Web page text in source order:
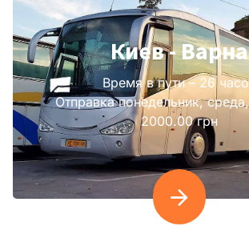
Киев - Варна
Время в пути – 26
Отправка понедельник,
2000.00 грн